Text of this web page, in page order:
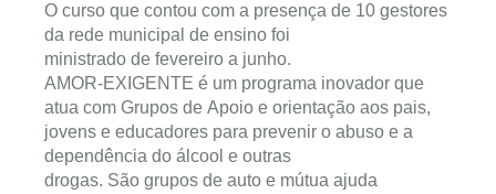
O curso que contou com a presença de 10 gestores
da rede municipal de ensino foi
ministrado de fevereiro a junho.
AMOR-EXIGENTE é um programa inovador que
atua com Grupos de Apoio e orientação aos pais,
jovens e educadores para prevenir o abuso e a
dependência do álcool e outras
drogas. São grupos de auto e mútua ajuda